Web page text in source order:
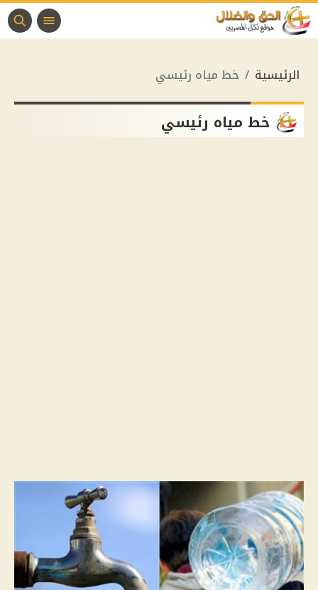
الرئيسية خط مياه رئيسي
خط مياه رئيسي